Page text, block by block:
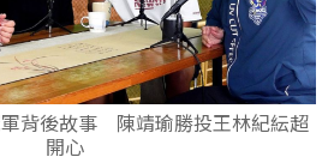
背後故事 陳靖瑜勝投王林紀紜超
開心